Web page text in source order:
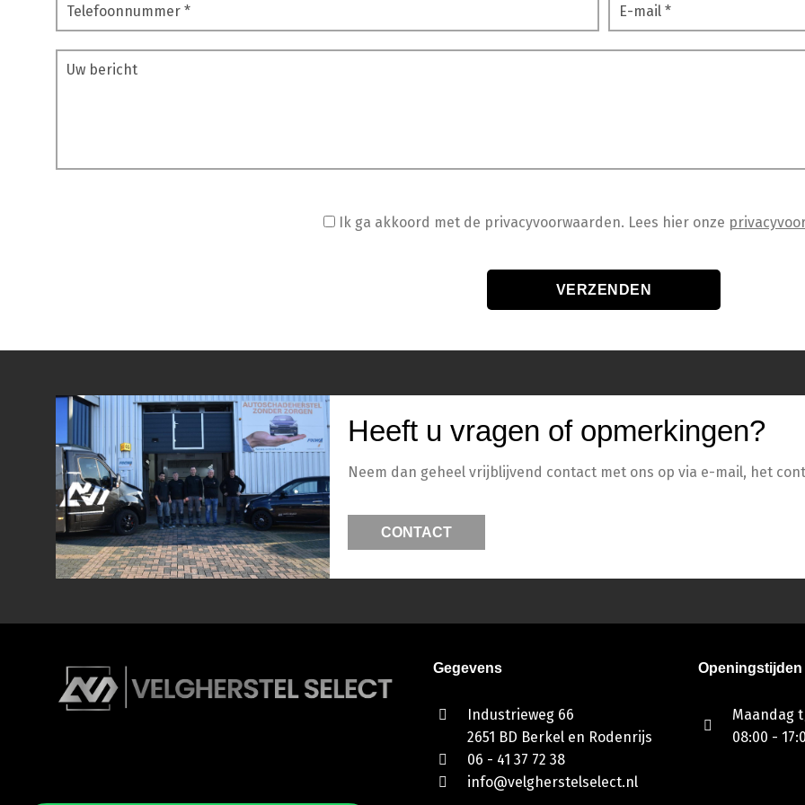
Ik ga akkoord met de privacyvoorwaarden. Lees hier onze
Heeft u vragen of opmerkingen?
Neem dan geheel vrijblijvend contact met ons op via e-mail, het
CONTACT
Gegevens
Industrieweg 66
2651 BD Berkel en Rodenrijs
06 - 41 37 72 38
info@velgherstelselect.nl
Openingstijden
Maandag
08:00 -